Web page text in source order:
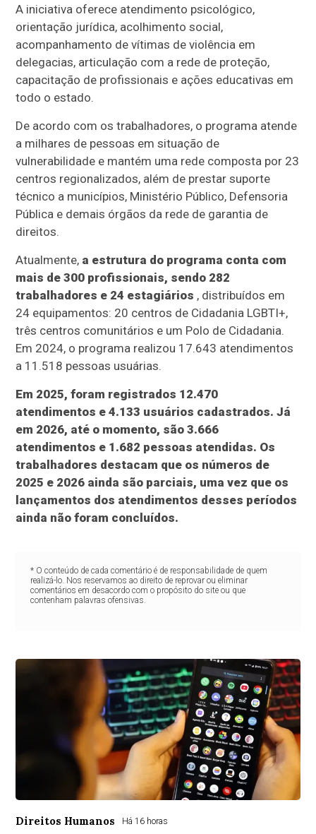
A iniciativa oferece atendimento psicológico,
orientação jurídica, acolhimento social,
acompanhamento de vítimas de violência em
delegacias, articulação com a rede de proteção,
capacitação de profissionais e ações educativas em
todo o estado.
De acordo com os trabalhadores, o programa atende
a milhares de pessoas em situação de
vulnerabilidade e mantém uma rede composta por 23
centros regionalizados, além de prestar suporte
técnico a municípios, Ministério Público, Defensoria
Pública e demais órgãos da rede de garantia de
direitos.
Atualmente, a estrutura do programa conta com
mais de 300 profissionais, sendo 282
trabalhadores e 24 estagiários , distribuídos em
24 equipamentos: 20 centros de Cidadania LGBTI+,
três centros comunitários e um Polo de Cidadania.
Em 2024, o programa realizou 17.643 atendimentos
a 11.518 pessoas usuárias.
Em 2025, foram registrados 12.470
atendimentos e 4.133 usuários cadastrados. Já
em 2026, até o momento, são 3.666
atendimentos e 1.682 pessoas atendidas. Os
trabalhadores destacam que os números de
2025 e 2026 ainda são parciais, uma vez que os
lançamentos dos atendimentos desses períodos
ainda não foram concluídos.
* O conteúdo de cada comentário é de responsabilidade de quem
realizá-lo. Nos reservamos ao direito de reprovar ou eliminar
comentários em desacordo com o propósito do site ou que
contenham palavras ofensivas.
Direitos Humanos Há 16 horas